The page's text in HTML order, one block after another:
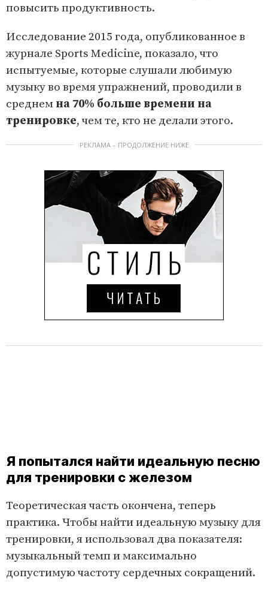
повысить продуктивность.
Исследование 2015 года, опубликованное в
журнале Sports Medicine, показало, что
испытуемые, которые слушали любимую
музыку во время упражнений, проводили в
среднем на 70% больше времени на
тренировке, чем те, кто не делали этого.
РЕКЛАМА – ПРОДОЛЖЕНИЕ НИЖЕ
Я попытался найти идеальную песню
для тренировки с железом
Теоретическая часть окончена, теперь
практика. Чтобы найти идеальную музыку для
тренировки, я использовал два показателя:
музыкальный темп и максимально
допустимую частоту сердечных сокращений.